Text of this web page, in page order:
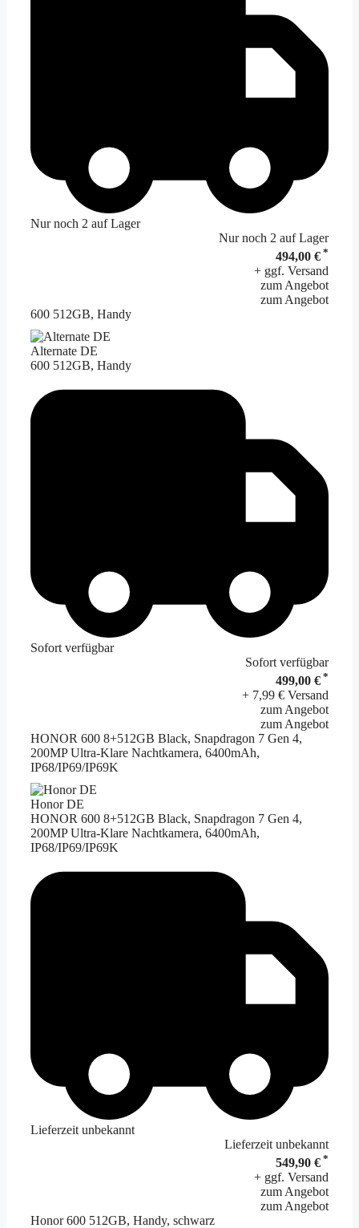
Nur noch 2 auf Lager
Nur noch 2 auf Lager
494,00 € *
+ ggf. Versand
zum Angebot
zum Angebot
600 512GB, Handy
Alternate DE
600 512GB, Handy
Sofort verfügbar
Sofort verfügbar
499,00 € *
+ 7,99 € Versand
zum Angebot
zum Angebot
HONOR 600 8+512GB Black, Snapdragon 7 Gen 4,
200MP Ultra-Klare Nachtkamera, 6400mAh,
IP68/IP69/IP69K
Honor DE
HONOR 600 8+512GB Black, Snapdragon 7 Gen 4,
200MP Ultra-Klare Nachtkamera, 6400mAh,
IP68/IP69/IP69K
Lieferzeit unbekannt
Lieferzeit unbekannt
549,90 € *
+ ggf. Versand
zum Angebot
zum Angebot
Honor 600 512GB, Handy, schwarz